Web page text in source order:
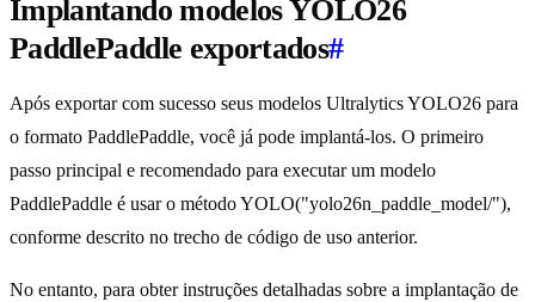
Implantando modelos YOLO26
PaddlePaddle exportados#
Após exportar com sucesso seus modelos Ultralytics YOLO26 para
o formato PaddlePaddle, você já pode implantá-los. O primeiro
passo principal e recomendado para executar um modelo
PaddlePaddle é usar o método YOLO("yolo26n_paddle_model/"),
conforme descrito no trecho de código de uso anterior.
No entanto, para obter instruções detalhadas sobre a implantação de